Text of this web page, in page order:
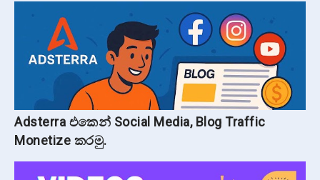
Adsterra එකෙන් Social Media, Blog Traffic
Monetize කරමු.